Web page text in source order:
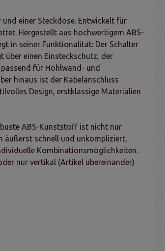
einer Steckdose. Entwickelt für
Hergestellt aus hochwertigem ABS-
in seiner Funktionalität: Der Schalter
über einen Einsteckschutz, der
für Hohlwand- und
hinaus ist der Kabelanschluss
Design, erstklassige Materialien
ABS-Kunststoff ist nicht nur
äußerst schnell und unkompliziert,
Kombinationsmöglichkeiten.
nur vertikal (Artikel übereinander)